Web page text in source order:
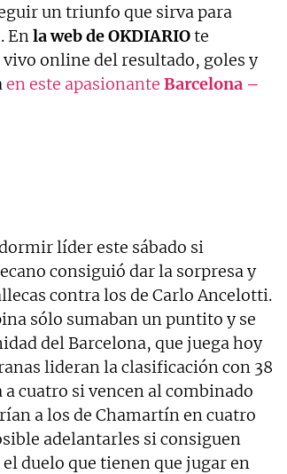
un triunfo que sirva para
En la web de OKDIARIOte
online del resultado, goles y
en este apasionante Barcelona –
líder este sábado si
consiguió dar la sorpresa y
contra los de Carlo Ancelotti.
sólo sumaban un puntito y se
del Barcelona, que juega hoy
lideran la clasificación con 38
cuatro si vencen al combinado
a los de Chamartín en cuatro
adelantarles si consiguen
duelo que tienen que jugar en